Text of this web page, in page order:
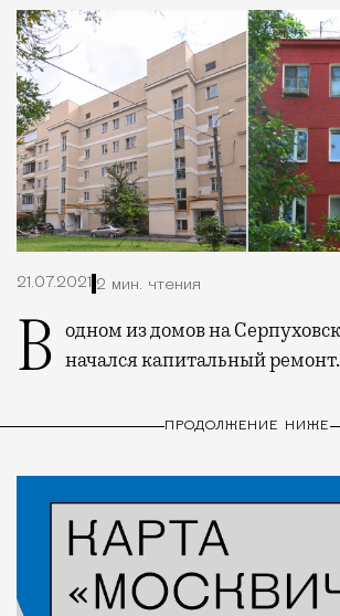
21.07.2021 2 мин. чтения
В одном из домов на Серпуховском Валу начался капитальный ремонт.
ПРОДОЛЖЕНИЕ НИЖЕ